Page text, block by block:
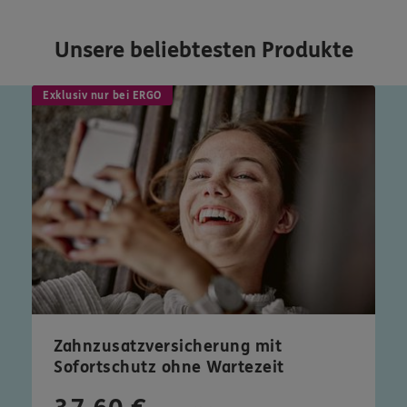
Unsere beliebtesten Produkte
Exklusiv nur bei ERGO
Zahnzusatzversicherung mit
Sofortschutz ohne Wartezeit